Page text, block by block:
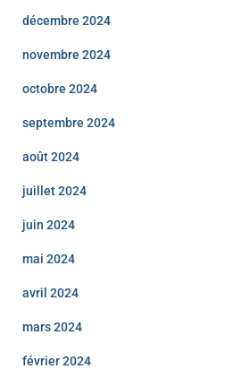
décembre 2024
novembre 2024
octobre 2024
septembre 2024
août 2024
juillet 2024
juin 2024
mai 2024
avril 2024
mars 2024
février 2024